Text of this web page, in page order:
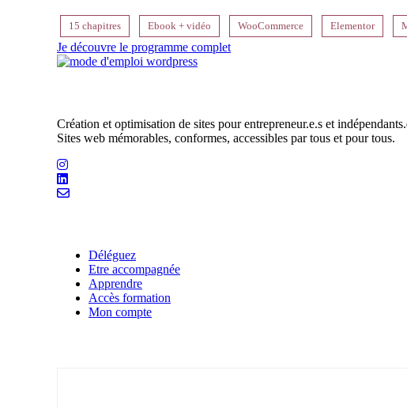
15 chapitres Ebook + vidéo WooCommerce Elementor
Je découvre le programme complet
Création et optimisation de sites pour entrepreneur.e.s et
Sites web mémorables, conformes, accessibles par tous et pour tous.
Déléguez
Etre accompagnée
Apprendre
Accès formation
Mon compte